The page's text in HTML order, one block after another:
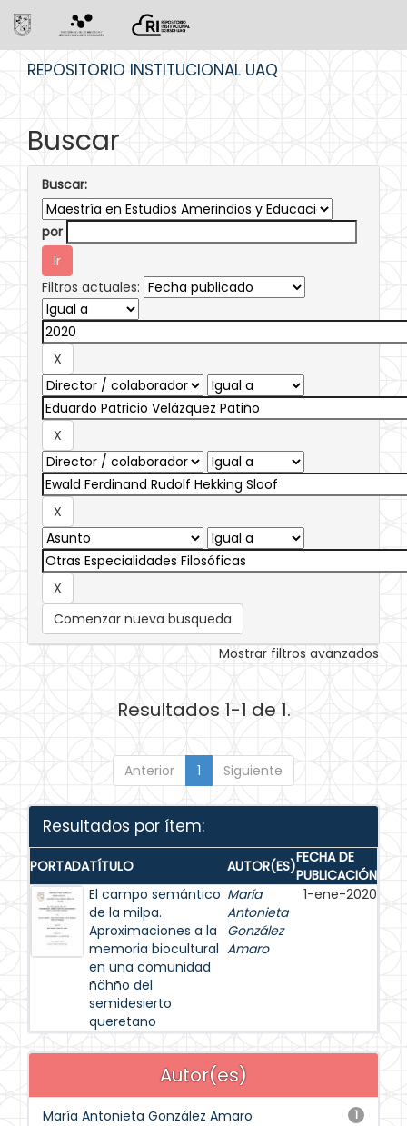
REPOSITORIO INSTITUCIONAL UAQ
Buscar
Buscar:
por
Filtros actuales:
Comenzar nueva busqueda
Mostrar filtros avanzados
Resultados 1-1 de 1.
Anterior 1 Siguiente
Resultados por ítem:
PORTADATÍTULO AUTOR(ES)FECHA DE
PUBLICACIÓN
El campo semántico
de la milpa.
Aproximaciones a la
memoria biocultural
en una comunidad
ñähño del
semidesierto
queretano
María
Antonieta
González
Amaro
1-ene-2020
Autor(es)
1
María Antonieta González Amaro